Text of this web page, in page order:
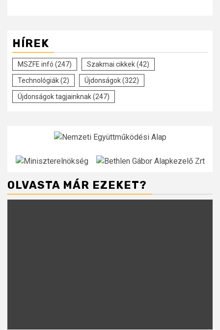
HÍREK
MSZFE infó (247) Szakmai cikkek(42)
Technológiák(2) Újdonságok(322)
Újdonságok tagjainknak(247)
OLVASTA MÁR EZEKET?